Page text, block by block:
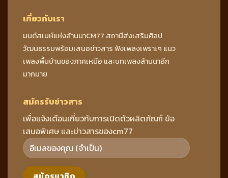
เกี่ยวกับเรา
มนต์สเนห์แห่งล้านนาCM77 สถานีส่งเสริมศิลป
วัฒนธรรมพร้อมเสนอข่าวสาร ฟังเพลงเพราะๆ แนว
เพลงพื้นบ้านของภาคเหนือ และบทเพลงล้านนาอีก
มากมาย
สมัครรับข่าวสาร
เพื่อแจ้งเตือนเกี่ยวกับการเปิดตัวผลิตภัณฑ์ ข้อ
เสนอพิเศษ และข่าวสารของcm77